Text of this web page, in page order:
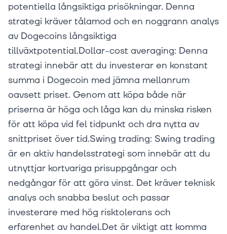
potentiella långsiktiga prisökningar. Denna
strategi kräver tålamod och en noggrann analys
av Dogecoins långsiktiga
tillväxtpotential.Dollar-cost averaging: Denna
strategi innebär att du investerar en konstant
summa i Dogecoin med jämna mellanrum
oavsett priset. Genom att köpa både när
priserna är höga och låga kan du minska risken
för att köpa vid fel tidpunkt och dra nytta av
snittpriset över tid.Swing trading: Swing trading
är en aktiv handelsstrategi som innebär att du
utnyttjar kortvariga prisuppgångar och
nedgångar för att göra vinst. Det kräver teknisk
analys och snabba beslut och passar
investerare med hög risktolerans och
erfarenhet av handel.Det är viktigt att komma